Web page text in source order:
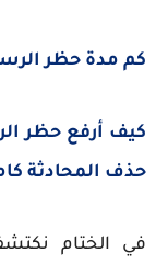
كم مدة حظر
كيف أرفع حظر
حذف المحادثة
في الختام